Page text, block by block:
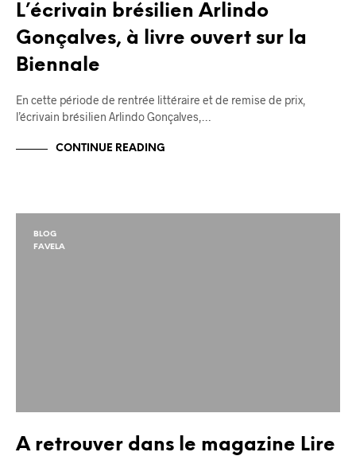
L’écrivain brésilien Arlindo
Gonçalves, à livre ouvert sur la
Biennale
En cette période de rentrée littéraire et de remise de prix,
l’écrivain brésilien Arlindo Gonçalves,…
CONTINUE READING
BLOG
FAVELA
A retrouver dans le magazine Lire